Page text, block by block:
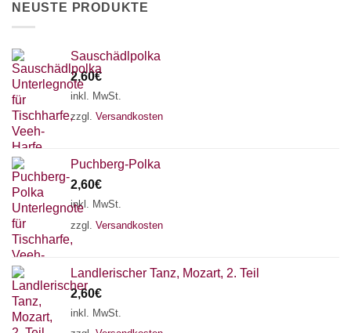
gewählt
werden
NEUSTE PRODUKTE
Sauschädlpolka
2,60€
inkl. MwSt.
zzgl. Versandkosten
Puchberg-Polka
2,60€
inkl. MwSt.
zzgl. Versandkosten
Landlerischer Tanz, Mozart, 2. Teil
2,60€
inkl. MwSt.
Chat Support
18 SAITEN